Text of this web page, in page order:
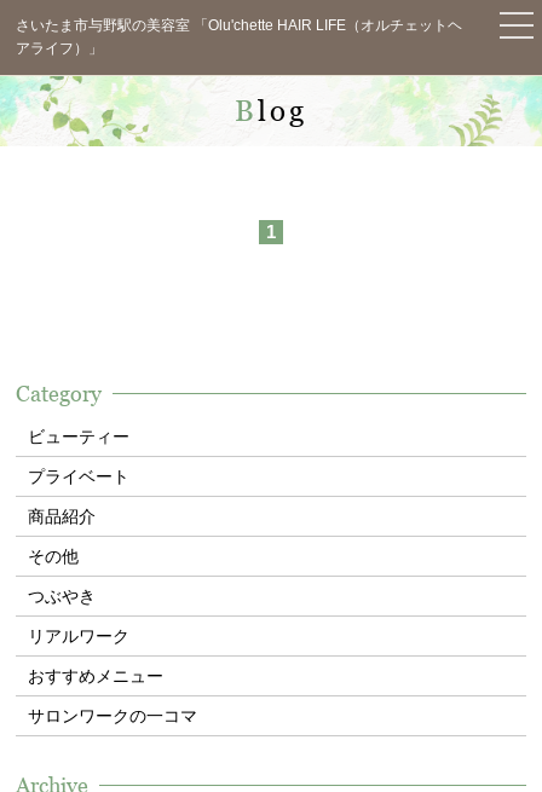
さいたま市与野駅の美容室 「Olu'chette HAIR LIFE（オルチェットヘ
アライフ）」
TOP
News
Blog
Voice
Q&A
Contact
WEB予約
Blog
1
Category
ビューティー
プライベート
商品紹介
その他
つぶやき
リアルワーク
おすすめメニュー
サロンワークの一コマ
Archive